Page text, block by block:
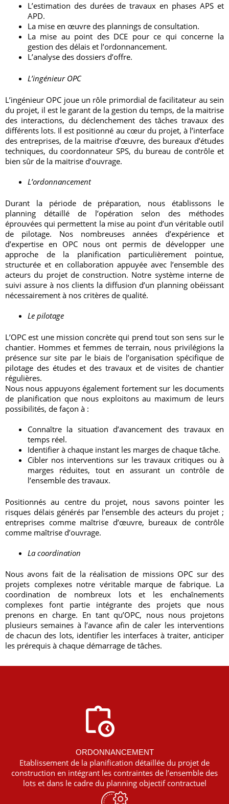
L’estimation des durées de travaux en phases APS et
APD.
La mise en œuvre des plannings de consultation.
La mise au point des DCE pour ce qui concerne la
gestion des délais et l’ordonnancement.
L’analyse des dossiers d’offre.
L’ingénieur OPC
L’ingénieur OPC joue un rôle primordial de facilitateur au sein
du projet, il est le garant de la gestion du temps, de la maitrise
des interactions, du déclenchement des tâches travaux des
différents lots. Il est positionné au cœur du projet, à l’interface
des entreprises, de la maitrise d’œuvre, des bureaux d’études
techniques, du coordonnateur SPS, du bureau de contrôle et
bien sûr de la maitrise d’ouvrage.
L’ordonnancement
Durant la période de préparation, nous établissons le
planning détaillé de l’opération selon des méthodes
éprouvées qui permettent la mise au point d’un véritable outil
de pilotage. Nos nombreuses années d’expérience et
d’expertise en OPC nous ont permis de développer une
approche de la planification particulièrement pointue,
structurée et en collaboration appuyée avec l’ensemble des
acteurs du projet de construction. Notre système interne de
suivi assure à nos clients la diffusion d’un planning obéissant
nécessairement à nos critères de qualité.
Le pilotage
L’OPC est une mission concrète qui prend tout son sens sur le
chantier. Hommes et femmes de terrain, nous privilégions la
présence sur site par le biais de l’organisation spécifique de
pilotage des études et des travaux et de visites de chantier
régulières.
Nous nous appuyons également fortement sur les documents
de planification que nous exploitons au maximum de leurs
possibilités, de façon à :
Connaître la situation d’avancement des travaux en
temps réel.
Identifier à chaque instant les marges de chaque tâche.
Cibler nos interventions sur les travaux critiques ou à
marges réduites, tout en assurant un contrôle de
l’ensemble des travaux.
Positionnés au centre du projet, nous savons pointer les
risques délais générés par l’ensemble des acteurs du projet ;
entreprises comme maîtrise d’œuvre, bureaux de contrôle
comme maîtrise d’ouvrage.
La coordination
Nous avons fait de la réalisation de missions OPC sur des
projets complexes notre véritable marque de fabrique. La
coordination de nombreux lots et les enchaînements
complexes font partie intégrante des projets que nous
prenons en charge. En tant qu’OPC, nous nous projetons
plusieurs semaines à l’avance afin de caler les interventions
de chacun des lots, identifier les interfaces à traiter, anticiper
les prérequis à chaque démarrage de tâches.
ORDONNANCEMENT
Etablissement de la planification détaillée du projet de
construction en intégrant les contraintes de l’ensemble des
lots et dans le cadre du planning objectif contractuel